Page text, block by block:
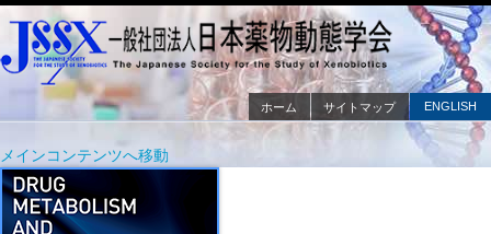
ENGLISH
ホーム サイトマップ
メインメニュー
メインコンテンツへ移動
サブコンテンツへ移動